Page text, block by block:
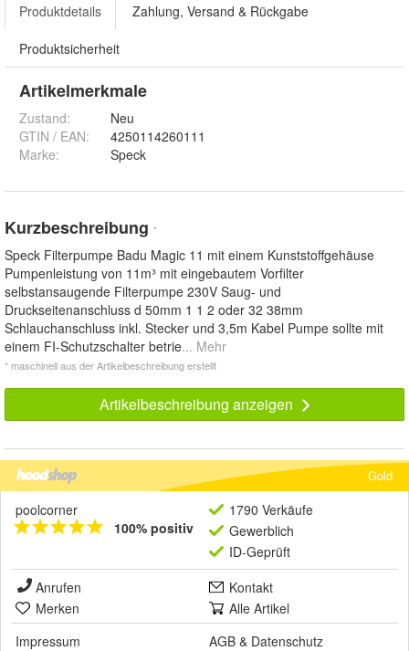
Produktdetails Zahlung, Versand & Rückgabe
Produktsicherheit
Artikelmerkmale
Zustand:
Neu
GTIN / EAN:
4250114260111
Marke:
Speck
Kurzbeschreibung *
Speck Filterpumpe Badu Magic 11 mit einem Kunststoffgehäuse
Pumpenleistung von 11m³ mit eingebautem Vorfilter
selbstansaugende Filterpumpe 230V Saug- und
Druckseitenanschluss d 50mm 1 1 2 oder 32 38mm
Schlauchanschluss inkl. Stecker und 3,5m Kabel Pumpe sollte mit
einem FI-Schutzschalter betrie... Mehr
* maschinell aus der Artikelbeschreibung erstellt
Artikelbeschreibung anzeigen
Gold
poolcorner
100% positiv
1790 Verkäufe
Gewerblich
ID-Geprüft
Anrufen
Kontakt
Merken
Alle Artikel
Impressum
AGB & Datenschutz